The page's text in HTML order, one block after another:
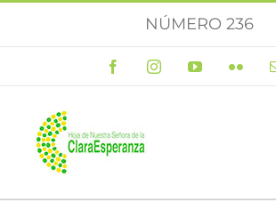
NÚMERO 236
FacebookInstagramYouTubeFlickr